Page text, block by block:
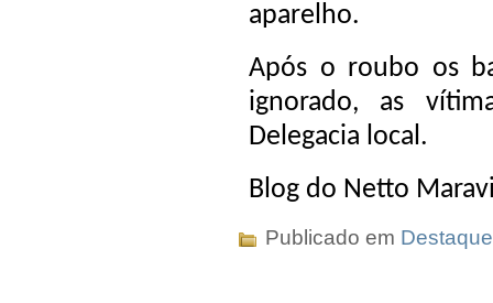
aparelho.
Após o roubo os
ignorado, as
Delegacia local.
Blog do Netto
Publicado em